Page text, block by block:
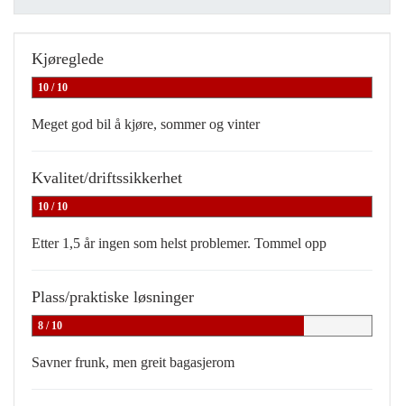
Kjøreglede
10 / 10
Meget god bil å kjøre, sommer og vinter
Kvalitet/driftssikkerhet
10 / 10
Etter 1,5 år ingen som helst problemer. Tommel opp
Plass/praktiske løsninger
8 / 10
Savner frunk, men greit bagasjerom